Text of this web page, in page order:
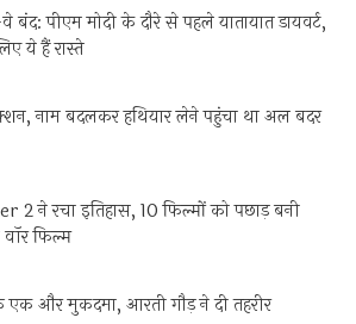
बंद: पीएम मोदी के दौरे से पहले यातायात डायवर्ट,
ये हैं रास्ते
नाम बदलकर हथियार लेने पहुंचा था अल बदर
ने रचा इतिहास, 10 फिल्मों को पछाड़ बनी
फिल्म
एक और मुकदमा, आरती गौड़ ने दी तहरीर